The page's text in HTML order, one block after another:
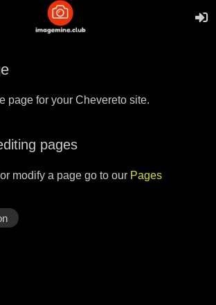
page for your Chevereto site.
pages
modify a page go to our Pages